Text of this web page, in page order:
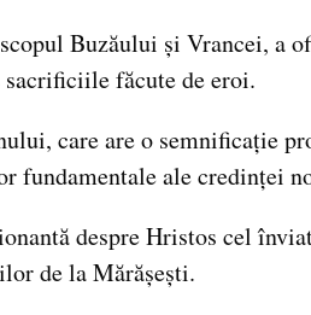
Buzăului și Vrancei, a
făcute de eroi.
care are o semnificație
fundamentale ale credinței
despre Hristos cel
de la Mărășești.